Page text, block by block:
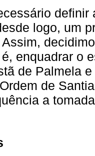
logo, um
enquadrar o
de Palmela
de
a